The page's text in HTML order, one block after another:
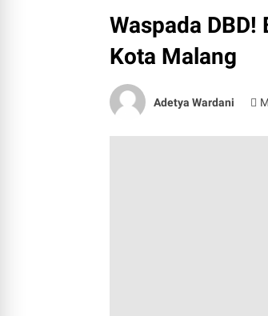
Waspada
Kota Malang
Adetya Wardani